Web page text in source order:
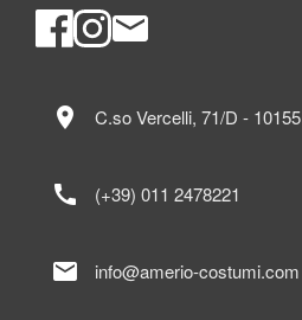
location_on C.so Vercelli, 71/D -
call (+39) 011 2478221
mail info@amerio-costumi.com